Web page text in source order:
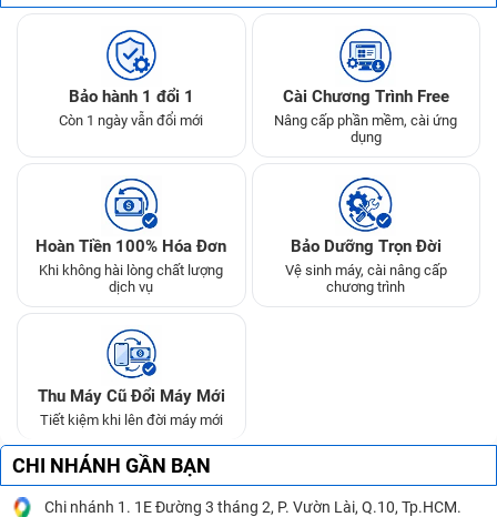
Bảo hành 1 đổi 1
Còn 1 ngày vẫn đổi mới
Cài Chương Trình Free
Nâng cấp phần mềm, cài ứng
dụng
Hoàn Tiền 100% Hóa Đơn
Khi không hài lòng chất lượng
dịch vụ
Bảo Dưỡng Trọn Đời
Vệ sinh máy, cài nâng cấp
chương trình
Thu Máy Cũ Đổi Máy Mới
Tiết kiệm khi lên đời máy mới
CHI NHÁNH GẦN BẠN
Chi nhánh 1. 1E Đường 3 tháng 2, P. Vườn Lài, Q.10, Tp.HCM.